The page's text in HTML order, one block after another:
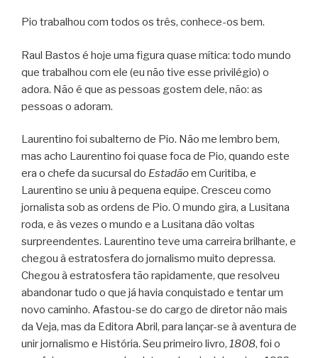
Pio trabalhou com todos os três, conhece-os bem.
Raul Bastos é hoje uma figura quase mítica: todo mundo
que trabalhou com ele (eu não tive esse privilégio) o
adora. Não é que as pessoas gostem dele, não: as
pessoas o adoram.
Laurentino foi subalterno de Pio. Não me lembro bem,
mas acho Laurentino foi quase foca de Pio, quando este
era o chefe da sucursal do Estadãoem Curitiba, e
Laurentino se uniu à pequena equipe. Cresceu como
jornalista sob as ordens de Pio. O mundo gira, a Lusitana
roda, e às vezes o mundo e a Lusitana dão voltas
surpreendentes. Laurentino teve uma carreira brilhante, e
chegou à estratosfera do jornalismo muito depressa.
Chegou à estratosfera tão rapidamente, que resolveu
abandonar tudo o que já havia conquistado e tentar um
novo caminho. Afastou-se do cargo de diretor não mais
da Veja, mas da Editora Abril, para lançar-se à aventura de
unir jornalismo e História. Seu primeiro livro, 1808, foi o